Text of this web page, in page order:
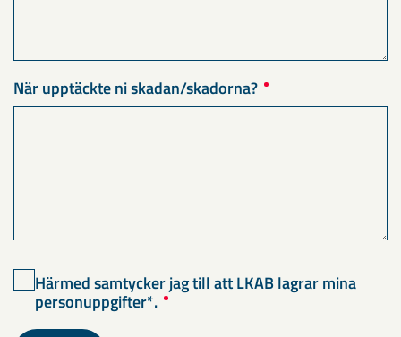
När upptäckte ni skadan/skadorna?
Härmed samtycker jag till att LKAB lagrar mina
personuppgifter*.